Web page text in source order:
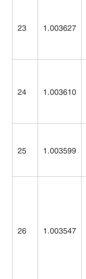
23 1.003627
24 1.003610
25 1.003599
26 1.003547